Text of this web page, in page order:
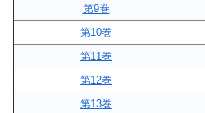
第9巻
第10巻
第11巻
第12巻
第13巻